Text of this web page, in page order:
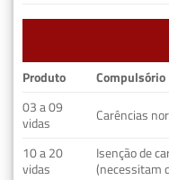
Produto
Compulsório
03 a 09
vidas
Carências
10 a 20
vidas
Isenção de
(necessitam